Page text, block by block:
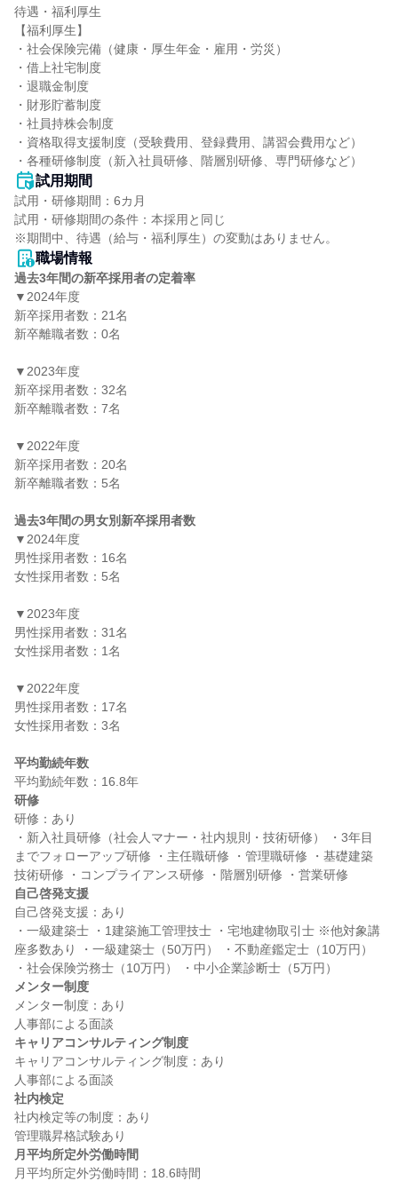
待遇・福利厚生
【福利厚生】
・社会保険完備（健康・厚生年金・雇用・労災）
・借上社宅制度
・退職金制度
・財形貯蓄制度
・社員持株会制度
・資格取得支援制度（受験費用、登録費用、講習会費用など）
・各種研修制度（新入社員研修、階層別研修、専門研修など）
試用期間
試用・研修期間：6カ月
試用・研修期間の条件：本採用と同じ
職場情報
過去3年間の新卒採用者の定着率
▼2024年度
新卒採用者数：21名
新卒離職者数：0名
▼2023年度
新卒採用者数：32名
新卒離職者数：7名
▼2022年度
新卒採用者数：20名
新卒離職者数：5名
過去3年間の男女別新卒採用者数
▼2024年度
男性採用者数：16名
女性採用者数：5名
▼2023年度
男性採用者数：31名
女性採用者数：1名
▼2022年度
男性採用者数：17名
女性採用者数：3名
平均勤続年数
研修
研修：あり
・新入社員研修（社会人マナー・社内規則・技術研修） ・3年目
までフォローアップ研修 ・主任職研修 ・管理職研修 ・基礎建築
自己啓発支援
自己啓発支援：あり
・一級建築士 ・1建築施工管理技士 ・宅地建物取引士 ※他対象講
座多数あり ・一級建築士（50万円） ・不動産鑑定士（10万円）
メンター制度
メンター制度：あり
キャリアコンサルティング制度
キャリアコンサルティング制度：あり
社内検定
社内検定等の制度：あり
月平均所定外労働時間